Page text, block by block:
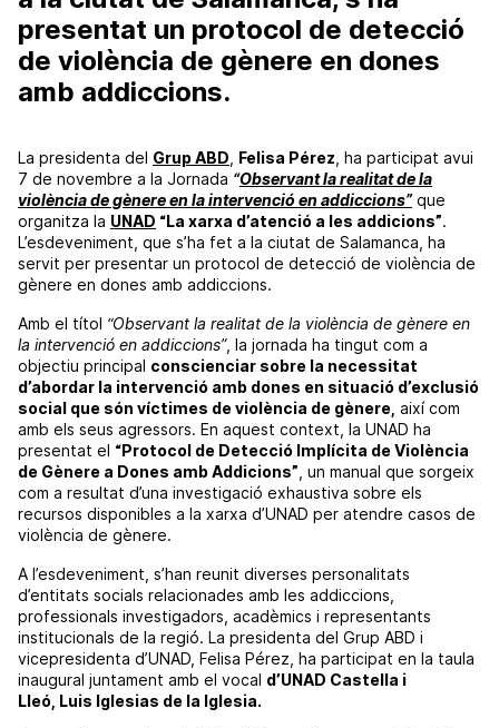
presentat un protocol de detecció
de violència de gènere en dones
amb addiccions.
La presidenta del GrupABD Felisa Pérez , ha participat avui
7 de novembre a la Jornada “Observant la realitat de la
violència de gènere en la intervenció en addiccions” que
organitza la UNAD “La xarxa d’atenció a les addicions”.
L’esdeveniment, que s’ha fet a la ciutat de Salamanca, ha
servit per presentar un protocol de detecció de violència de
gènere en dones amb addiccions.
Amb el títol “Observant la realitat de la violència de gènere en
la intervenció en addiccions”, la jornada ha tingut com a
objectiu principal conscienciar sobre la necessitat
d’abordar la intervenció amb dones en situació d’exclusió
social que són víctimes de violència de gènere, així com
amb els seus agressors. En aquest context, la UNAD ha
presentat el “Protocol de Detecció Implícita de Violència
de Gènere a Dones amb Addicions” , un manual que sorgeix
com a resultat d’una investigació exhaustiva sobre els
recursos disponibles a la xarxa d’UNAD per atendre casos de
violència de gènere.
A l’esdeveniment, s’han reunit diverses personalitats
d’entitats socials relacionades amb les addiccions,
professionals investigadors, acadèmics i representants
institucionals de la regió. La presidenta del Grup ABD i
vicepresidenta d’UNAD , Felisa Pérez, ha participat en la taula
inaugural juntament amb el vocal d’UNAD Castella i
Lleó, Luis Iglesias de la Iglesia.